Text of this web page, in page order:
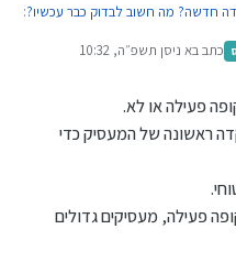
חדשה? מה חשוב לבדוק כבר עכשיו?:
שאין עבודה תהפוך את הקופה ללא
למעסיק עם זה [אם הוא צריך
כתב בא ניסן תשפ״ה, 10:32
נערך לאחרונה על ידי
פעילה או לא.
ראשונה של המעסיק כדי
פעילה, מעסיקים גדולים